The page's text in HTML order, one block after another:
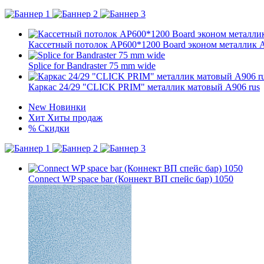
Кассетный потолок AP600*1200 Board эконом металлик
Splice for Bandraster 75 mm wide
Каркас 24/29 "CLICK PRIM" металлик матовый А906 rus
New Новинки
Хит Хиты продаж
% Скидки
Connect WP space bar (Коннект ВП спейс бар) 1050